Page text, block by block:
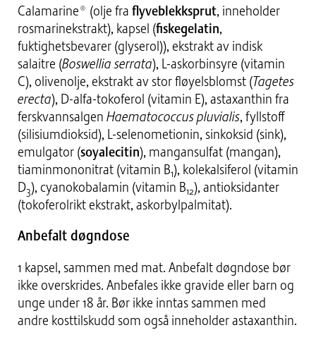
Calamarine® (olje fra flyveblekksprut, inneholder
rosmarinekstrakt), kapsel (fiskegelatin,
fuktighetsbevarer (glyserol)), ekstrakt av indisk
salaitre (Boswellia serrata), L-askorbinsyre (vitamin
C), olivenolje, ekstrakt av stor fløyelsblomst (Tagetes
erecta), D-alfa-tokoferol (vitamin E), astaxanthin fra
ferskvannsalgen Haematococcus pluvialis, fyllstoff
(silisiumdioksid), L-selenometionin, sinkoksid (sink),
emulgator (soyalecitin), mangansulfat (mangan),
tiaminmononitrat (vitamin B1), kolekalsiferol (vitamin
D3), cyanokobalamin (vitamin B12), antioksidanter
(tokoferolrikt ekstrakt, askorbylpalmitat).
Anbefalt døgndose
1 kapsel, sammen med mat. Anbefalt døgndose bør
ikke overskrides. Anbefales ikke gravide eller barn og
unge under 18 år. Bør ikke inntas sammen med
andre kosttilskudd som også inneholder astaxanthin.